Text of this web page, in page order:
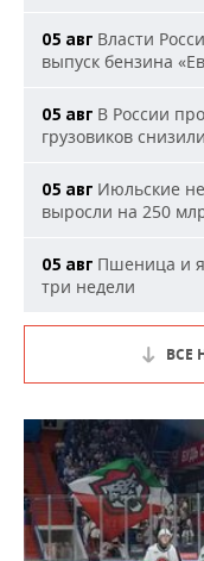
05 авг Власти
выпуск бензина
05 авг В России
грузовиков
05 авг Июльские
выросли на 250
05 авг Пшеница и
три недели
ВСЕ